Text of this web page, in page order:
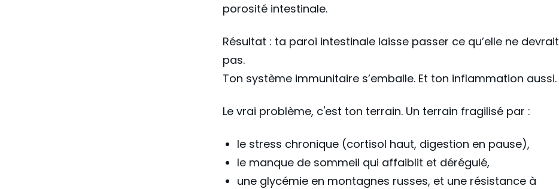
porosité intestinale.
Résultat : ta paroi intestinale laisse passer ce qu’elle ne devrait
pas.
Ton système immunitaire s’emballe. Et ton inflammation aussi.
Le vrai problème, c'est ton terrain. Un terrain fragilisé par :
le stress chronique (cortisol haut, digestion en pause),
le manque de sommeil qui affaiblit et dérégulé,
une glycémie en montagnes russes, et une résistance à